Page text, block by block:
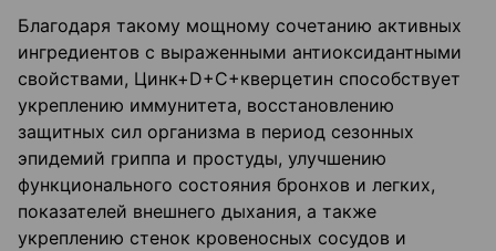
Благодаря такому мощному сочетанию активных
ингредиентов с выраженными антиоксидантными
свойствами, Цинк+D+C+кверцетин способствует
укреплению иммунитета, восстановлению
защитных сил организма в период сезонных
эпидемий гриппа и простуды, улучшению
функционального состояния бронхов и легких,
показателей внешнего дыхания, а также
укреплению стенок кровеносных сосудов и